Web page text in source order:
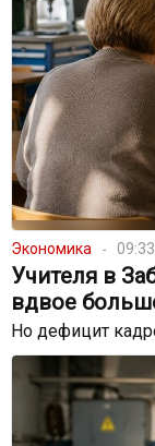
Экономика
Учителя в
вдвое
Но дефицит